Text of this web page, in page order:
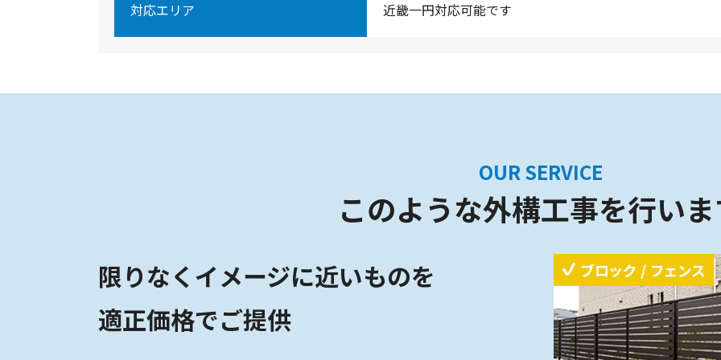
対応エリア 近畿一円対応可能です
OUR SERVICE
このような外構工事を行い
限りなくイメージに近いものを
適正価格でご提供